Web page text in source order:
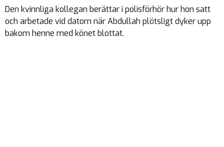
Den kvinnliga kollegan berättar i polisförhör hur hon satt
och arbetade vid datorn när Abdullah plötsligt dyker upp
bakom henne med könet blottat.